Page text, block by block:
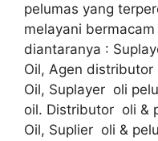
pelumas yang
melayani
diantaranya :
Oil, Agen distributor
Oil, Suplayer oli
oil. Distributor oli &
Oil, Suplier oli &